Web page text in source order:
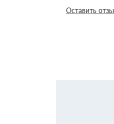
Материал
Оставить